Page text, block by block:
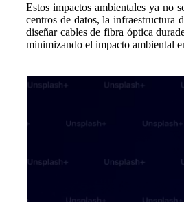
Estos impactos ambientales ya no
centros de datos, la infraestructura
diseñar cables de fibra óptica
minimizando el impacto ambiental